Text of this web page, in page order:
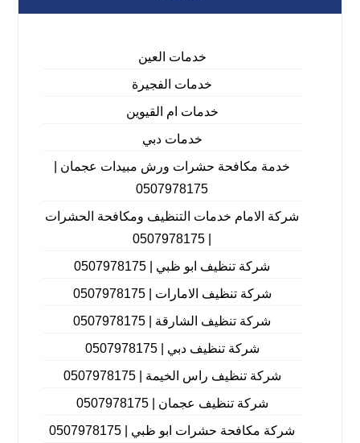
خدمات العين
خدمات الفجيرة
خدمات ام القيوين
خدمات دبي
خدمة مكافحة حشرات ورش مبيدات عجمان |
0507978175
شركة الامام خدمات التنظيف ومكافحة الحشرات
شركة تنظيف ابو ظبي | 0507978175
شركة تنظيف الامارات | 0507978175
شركة تنظيف الشارقة | 0507978175
شركة تنظيف دبي | 0507978175
شركة تنظيف راس الخيمة | 0507978175
شركة تنظيف عجمان | 0507978175
شركة مكافحة حشرات ابو ظبي | 0507978175